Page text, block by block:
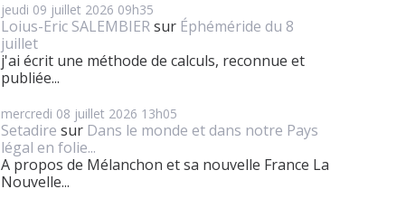
jeudi 09 juillet 2026 09h35
Loius-Eric SALEMBIERsur Éphéméride du 8
juillet
j'ai écrit une méthode de calculs, reconnue et
publiée...
mercredi 08 juillet 2026 13h05
Setadire sur Dans le monde et dans notre Pays
légal en folie...
A propos de Mélanchon et sa nouvelle France La
Nouvelle...